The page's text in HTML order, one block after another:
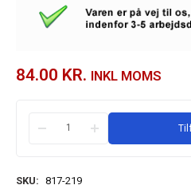
84.00 KR. INKL MOMS
SKU: 817-219